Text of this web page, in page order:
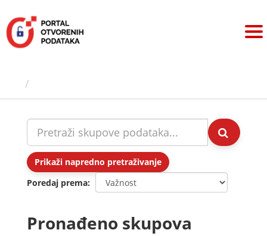
sadržaj
Prikaži napredno pretraživanje
Poredaj prema
Pronađeno skupova